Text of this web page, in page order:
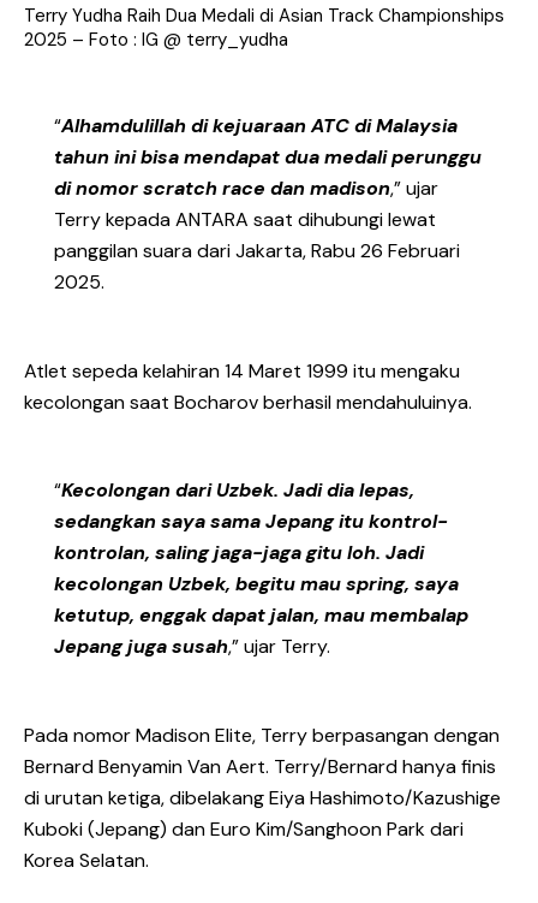
Terry Yudha Raih Dua Medali di Asian Track Championships
2025 – Foto : IG @ terry_yudha
“Alhamdulillah di kejuaraan ATC di Malaysia
tahun ini bisa mendapat dua medali perunggu
di nomor scratch race dan madison,” ujar
Terry kepada ANTARA saat dihubungi lewat
panggilan suara dari Jakarta, Rabu 26 Februari
2025.
Atlet sepeda kelahiran 14 Maret 1999 itu mengaku
kecolongan saat Bocharov berhasil mendahuluinya.
“Kecolongan dari Uzbek. Jadi dia lepas,
sedangkan saya sama Jepang itu kontrol-
kontrolan, saling jaga-jaga gitu loh. Jadi
kecolongan Uzbek, begitu mau spring, saya
ketutup, enggak dapat jalan, mau membalap
Jepang juga susah,” ujar Terry.
Pada nomor Madison Elite, Terry berpasangan dengan
Bernard Benyamin Van Aert. Terry/Bernard hanya finis
di urutan ketiga, dibelakang Eiya Hashimoto/Kazushige
Kuboki (Jepang) dan Euro Kim/Sanghoon Park dari
Korea Selatan.